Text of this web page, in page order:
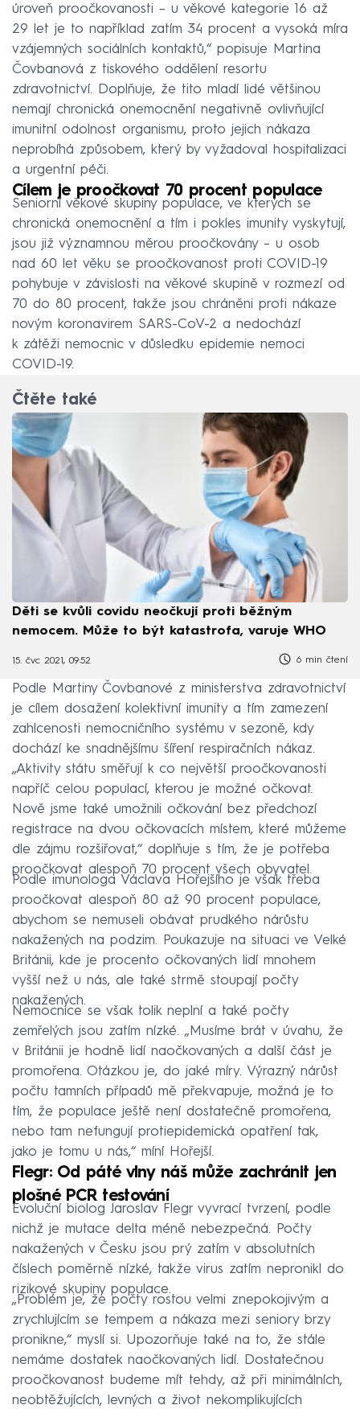
úroveň proočkovanosti – u věkové kategorie 16 až
29 let je to například zatím 34 procent a vysoká míra
vzájemných sociálních kontaktů,“ popisuje Martina
Čovbanová z tiskového oddělení resortu
zdravotnictví. Doplňuje, že tito mladí lidé většinou
nemají chronická onemocnění negativně ovlivňující
imunitní odolnost organismu, proto jejich nákaza
neprobíhá způsobem, který by vyžadoval hospitalizaci
a urgentní péči.
Cílem je proočkovat 70 procent populace
Seniorní věkové skupiny populace, ve kterých se
chronická onemocnění a tím i pokles imunity vyskytují,
jsou již významnou měrou proočkovány – u osob
nad 60 let věku se proočkovanost proti COVID-19
pohybuje v závislosti na věkové skupině v rozmezí od
70 do 80 procent, takže jsou chráněni proti nákaze
novým koronavirem SARS-CoV-2 a nedochází
k zátěži nemocnic v důsledku epidemie nemoci
COVID-19.
Čtěte také
Děti se kvůli covidu neočkují proti běžným
nemocem. Může to být katastrofa, varuje WHO
15. čvc 2021, 09:52 6 min čtení
Podle Martiny Čovbanové z ministerstva zdravotnictví
je cílem dosažení kolektivní imunity a tím zamezení
zahlcenosti nemocničního systému v sezoně, kdy
dochází ke snadnějšímu šíření respiračních nákaz.
„Aktivity státu směřují k co největší proočkovanosti
napříč celou populací, kterou je možné očkovat.
Nově jsme také umožnili očkování bez předchozí
registrace na dvou očkovacích místem, které můžeme
dle zájmu rozšiřovat,“ doplňuje s tím, že je potřeba
proočkovat alespoň 70 procent všech obyvatel.
Podle imunologa Václava Hořejšího je však třeba
proočkovat alespoň 80 až 90 procent populace,
abychom se nemuseli obávat prudkého nárůstu
nakažených na podzim. Poukazuje na situaci ve Velké
Británii, kde je procento očkovaných lidí mnohem
vyšší než u nás, ale také strmě stoupají počty
nakažených.
Nemocnice se však tolik neplní a také počty
zemřelých jsou zatím nízké. „Musíme brát v úvahu, že
v Británii je hodně lidí naočkovaných a další část je
promořena. Otázkou je, do jaké míry. Výrazný nárůst
počtu tamních případů mě překvapuje, možná je to
tím, že populace ještě není dostatečně promořena,
nebo tam nefungují protiepidemická opatření tak,
jako je tomu u nás,“ míní Hořejší.
Flegr: Od páté vlny náš může zachránit jen
plošné PCR testování
Evoluční biolog Jaroslav Flegr vyvrací tvrzení, podle
nichž je mutace delta méně nebezpečná. Počty
nakažených v Česku jsou prý zatím v absolutních
číslech poměrně nízké, takže virus zatím nepronikl do
rizikové skupiny populace.
„Problém je, že počty rostou velmi znepokojivým a
zrychlujícím se tempem a nákaza mezi seniory brzy
pronikne,“ myslí si. Upozorňuje také na to, že stále
nemáme dostatek naočkovaných lidí. Dostatečnou
proočkovanost budeme mít tehdy, až při minimálních,
neobtěžujících, levných a život nekomplikujících